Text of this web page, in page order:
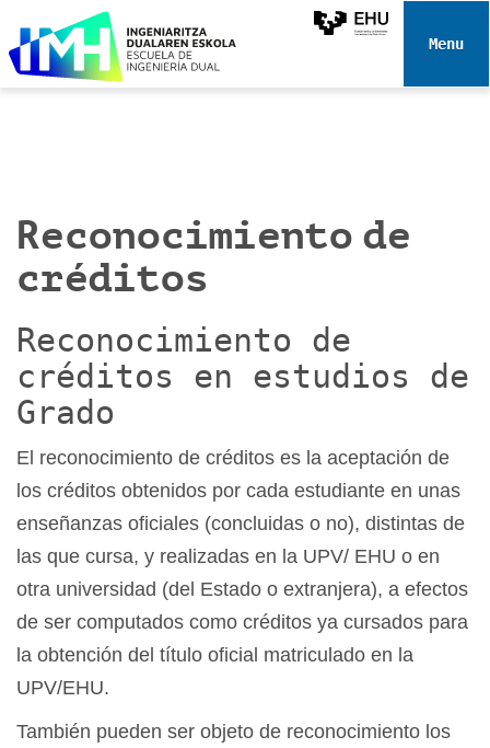
e
Toggle
Reconocimiento de
créditos
Reconocimiento de
créditos en estudios de
Grado
El reconocimiento de créditos es la aceptación de
los créditos obtenidos por cada estudiante en unas
enseñanzas oficiales (concluidas o no), distintas de
las que cursa, y realizadas en la UPV/ EHU o en
otra universidad (del Estado o extranjera), a efectos
de ser computados como créditos ya cursados para
la obtención del título oficial matriculado en la
UPV/EHU.
También pueden ser objeto de reconocimiento los